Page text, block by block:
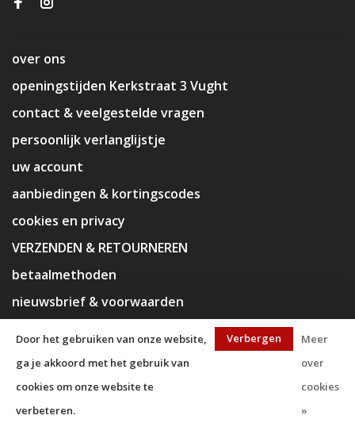
over ons
openingstijden Kerkstraat 3 Vught
contact & veelgestelde vragen
persoonlijk verlanglijstje
uw account
aanbiedingen & kortingscodes
cookies en privacy
VERZENDEN & RETOURNEREN
betaalmethoden
nieuwsbrief & voorwaarden
© Copyright 2026 KaJa Art Material
Door het gebruiken van onze website,
ga je akkoord met het gebruik van
cookies om onze website te
verbeteren.
Verbergen
Meer
over
cookies
»